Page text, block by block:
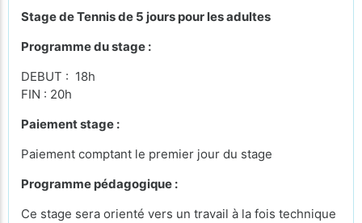
Stage de Tennis de 5 jours pour les adultes
Programme du stage :
DEBUT : 18h
FIN : 20h
Paiement stage :
Paiement comptant le premier jour du stage
Programme pédagogique :
Ce stage sera orienté vers un travail à la fois technique